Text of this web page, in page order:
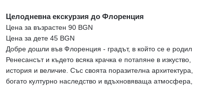
Целодневна екскурзия до Флоренция
Цена за възрастен 90 BGN
Цена за дете 45 BGN
Добре дошли във Флоренция - градът, в който се е родил
Ренесансът и където всяка крачка е потапяне в изкуство,
история и величие. Със своята поразителна архитектура,
богато културно наследство и вдъхновяваща атмосфера,